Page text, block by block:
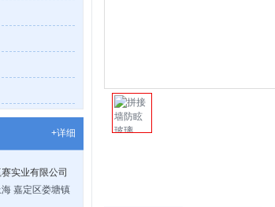
+详细
实业有限公司
嘉定区娄塘镇